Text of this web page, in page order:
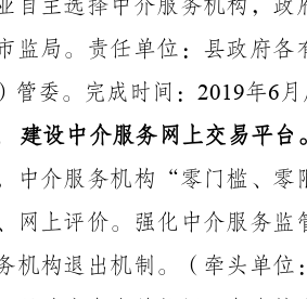
自主选择中介服务机构，
监局。责任单位：县政府
管委。完成时间： 2019年6
建设中介服务网上交易平台
中介服务机构 “零门槛、零
网上评价。强化中介服务
机构退出机制。（牵头单